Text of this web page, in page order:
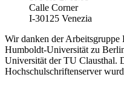
Calle Corner
I-30125 Venezia
Wir danken der Arbeitsgruppe
Humboldt-Universität zu
Universität der TU Clausthal.
Hochschulschriftenserver